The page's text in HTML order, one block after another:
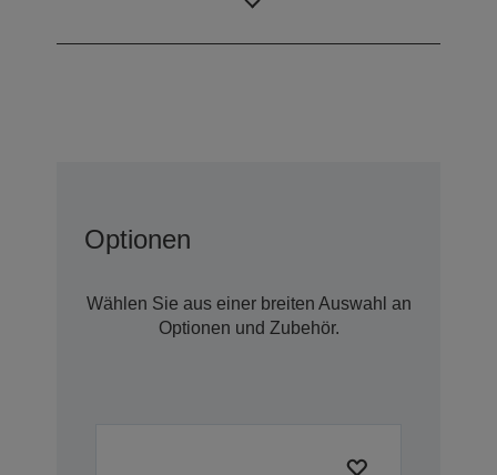
Optionen
Wählen Sie aus einer breiten Auswahl an
Optionen und Zubehör.